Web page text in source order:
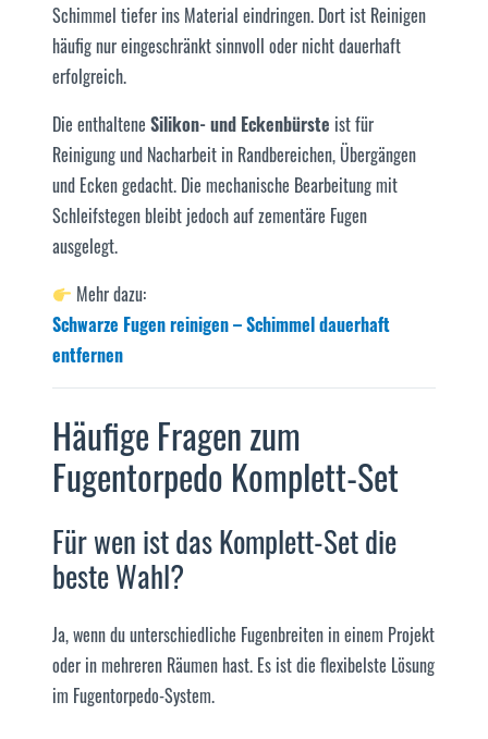
Schimmel tiefer ins Material eindringen. Dort ist Reinigen
häufig nur eingeschränkt sinnvoll oder nicht dauerhaft
erfolgreich.
Die enthaltene Silikon- und Eckenbürste ist für
Reinigung und Nacharbeit in Randbereichen, Übergängen
und Ecken gedacht. Die mechanische Bearbeitung mit
Schleifstegen bleibt jedoch auf zementäre Fugen
ausgelegt.
Mehr dazu:
Schwarze Fugen reinigen – Schimmel dauerhaft
entfernen
Häufige Fragen zum
Fugentorpedo Komplett-Set
Für wen ist das Komplett-Set die
beste Wahl?
Ja, wenn du unterschiedliche Fugenbreiten in einem Projekt
oder in mehreren Räumen hast. Es ist die flexibelste Lösung
im Fugentorpedo-System.